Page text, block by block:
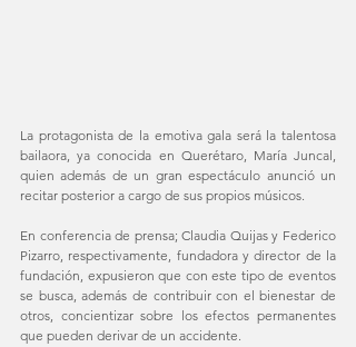
La protagonista de la emotiva gala será la talentosa
bailaora, ya conocida en Querétaro, María Juncal,
quien además de un gran espectáculo anunció un
recitar posterior a cargo de sus propios músicos.
En conferencia de prensa; Claudia Quijas y Federico
Pizarro, respectivamente, fundadora y director de la
fundación, expusieron que con este tipo de eventos
se busca, además de contribuir con el bienestar de
otros, concientizar sobre los efectos permanentes
que pueden derivar de un accidente.